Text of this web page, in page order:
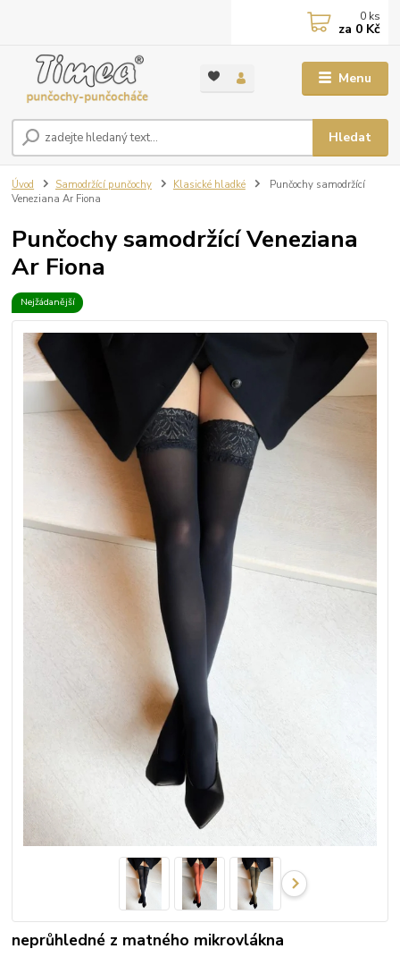
Menu
Hledat
0 ks
za 0 Kč
Úvod Samodržící punčochy Klasické hladké
Punčochy samodržící
Veneziana Ar Fiona
Punčochy samodržící Veneziana
Ar Fiona
Nejžádanější
neprůhledné z matného mikrovlákna